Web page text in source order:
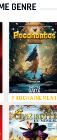
GENRE
PROCHAINEMENT